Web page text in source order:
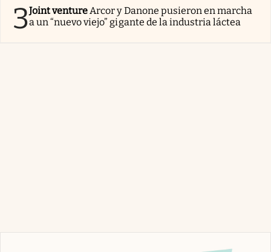
3Joint ventureArcor y Danone pusieron en marcha
a un “nuevo viejo” gigante de la industria láctea